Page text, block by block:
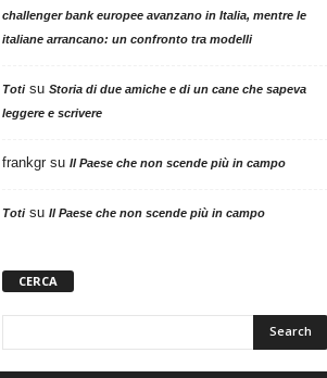
challenger bank europee avanzano in Italia, mentre le
italiane arrancano: un confronto tra modelli
Totisu Storia di due amiche e di un cane che sapeva
leggere e scrivere
frankgrsu Il Paese che non scende più in campo
Totisu Il Paese che non scende più in campo
CERCA